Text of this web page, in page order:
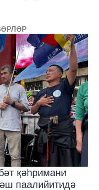
қәһримани
паалийитидә